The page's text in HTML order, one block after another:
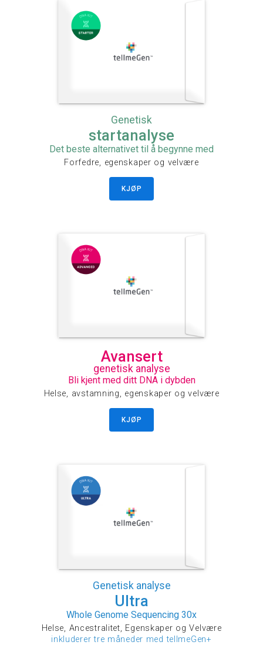
Genetisk
startanalyse
Det beste alternativet til å begynne med
Forfedre, egenskaper og velvære
KJØP
Avansert
genetisk analyse
Bli kjent med ditt DNA i dybden
Helse, avstamning, egenskaper og velvære
KJØP
Genetisk analyse
Ultra
Whole Genome Sequencing 30x
Helse, Ancestralitet, Egenskaper og Velvære
inkluderer tre måneder med tellmeGen+